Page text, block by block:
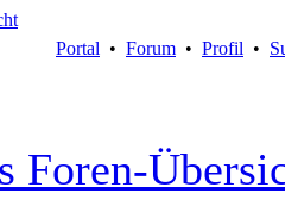
Portal • Forum • Profil •
Foren-